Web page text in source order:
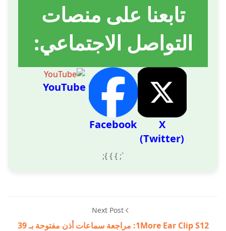
تابعنا على منصات
التواصل الاجتماعي:
X
(Twitter)
Facebook
YouTube
`; } } };
Next Post
1More Ear Clip S12: مراجعة سماعات أذن مفتوحة بـ 39